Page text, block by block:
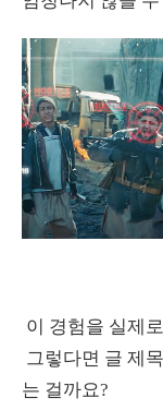
이 경험을 실제
그렇다면 글 제
는 걸까요?